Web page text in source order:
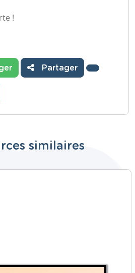
!
Partager
similaires